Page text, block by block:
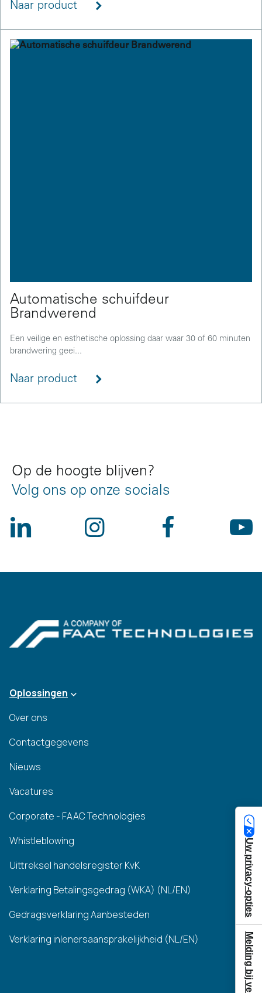
Naar product
Automatische schuifdeur
Brandwerend
Een veilige en esthetische oplossing daar waar 30 of 60 minuten
brandwering geei...
Naar product
Op de hoogte blijven?
Volg ons op onze socials
Oplossingen
Over ons
Contactgegevens
Nieuws
Vacatures
Corporate - FAAC Technologies
Whistleblowing
Uittreksel handelsregister KvK
Verklaring Betalingsgedrag (WKA) (NL/EN)
Gedragsverklaring Aanbesteden
Verklaring inlenersaansprakelijkheid (NL/EN)
Uw privacy-opties